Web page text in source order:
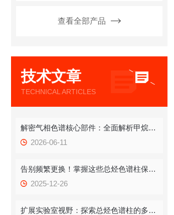
查看全部产品
技术文章
TECHNICAL ARTICLES
解密气相色谱核心部件：全面解析甲烷色谱柱
2026-06-11
告别频繁更换！掌握这些总烃色谱柱保存技巧，提升效率！
2025-12-26
扩展实验室视野：探索总烃色谱柱的多重应用